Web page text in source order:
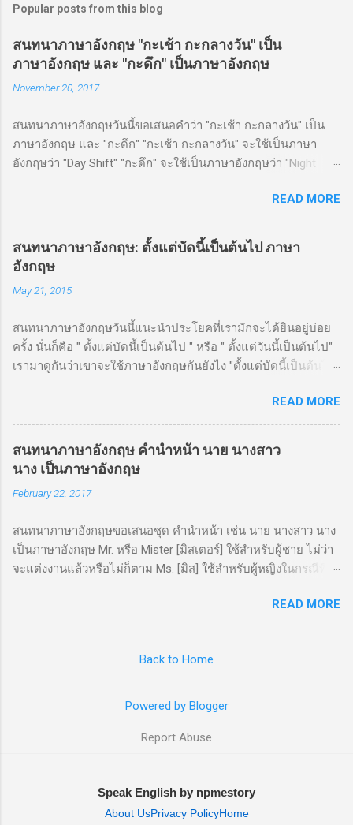
Popular posts from this blog
สนทนาภาษาอังกฤษ "กะเช้า กะกลางวัน" เป็น
ภาษาอังกฤษ และ "กะดึก" เป็นภาษาอังกฤษ
November 20, 2017
สนทนาภาษาอังกฤษวันนี้ขอเสนอคำว่า "กะเช้า กะกลางวัน" เป็น
ภาษาอังกฤษ และ "กะดึก" "กะเช้า กะกลางวัน" จะใช้เป็นภาษา
อังกฤษว่า "Day Shift" "กะดึก" จะใช้เป็นภาษาอังกฤษว่า "Night
home by 6:00 โอเค ฉันทำงานกะเช้า วันนี้สามารถกลับถึงบ้าน 6
โมงได้ Well, Jack works the night shift here. อ่อ แจ็คทำงานกะ
READ MORE
สนทนาภาษาอังกฤษ: ตั้งแต่บัดนี้เป็นต้นไป ภาษา
อังกฤษ
May 21, 2015
สนทนาภาษาอังกฤษวันนี้แนะนำประโยคที่เรามักจะได้ยินอยู่บ่อย
ครั้ง นั่นก็คือ " ตั้งแต่บัดนี้เป็นต้นไป " หรือ " ตั้งแต่วันนี้เป็นต้นไป"
เรามาดูกันว่าเขาจะใช้ภาษาอังกฤษกันยังไง "ตั้งแต่บัดนี้เป็นต้นไป"
แบบง่ายๆเลยก็ "From now on" หรือ "From now onwards"
"ตั้งแต่วันนี้เป็นต้นไป" เป็นภาษาอังกฤษว่า "From today on" หรือ
"From today onwards"
READ MORE
สนทนาภาษาอังกฤษ คำนำหน้า นาย นางสาว
นาง เป็นภาษาอังกฤษ
February 22, 2017
สนทนาภาษาอังกฤษขอเสนอชุด คำนำหน้า เช่น นาย นางสาว นาง
เป็นภาษาอังกฤษ Mr. หรือ Mister [มิสเตอร์] ใช้สำหรับผู้ชาย ไม่ว่า
จะแต่งงานแล้วหรือไม่ก็ตาม Ms. [มิส] ใช้สำหรับผู้หญิงในกรณีที่
READ MORE
Back to Home
Powered by Blogger
Report Abuse
Speak English by npmestory
About UsPrivacy PolicyHome